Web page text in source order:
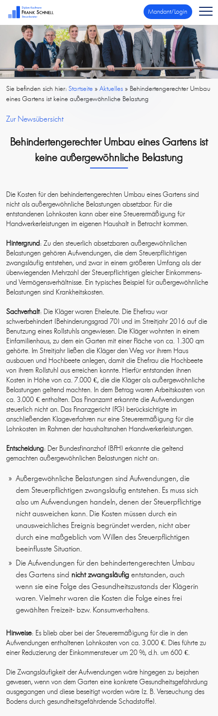
Mandant/Login
Sie befinden sich hier:Startseite »Aktuelles »Behindertengerechter Umbau
eines Gartens ist keine außergewöhnliche Belastung
Zur Newsübersicht
Behindertengerechter Umbau eines Gartens ist
keine außergewöhnliche Belastung
Die Kosten für den behindertengerechten Umbau eines Gartens sind
nicht als außergewöhnliche Belastungen absetzbar. Für die
entstandenen Lohnkosten kann aber eine Steuerermäßigung für
Handwerkerleistungen im eigenen Haushalt in Betracht kommen.
Hintergrund: Zu den steuerlich absetzbaren außergewöhnlichen
Belastungen gehören Aufwendungen, die dem Steuerpflichtigen
zwangsläufig entstehen, und zwar in einem größeren Umfang als der
überwiegenden Mehrzahl der Steuerpflichtigen gleicher Einkommens-
und Vermögensverhältnisse. Ein typisches Beispiel für außergewöhnliche
Belastungen sind Krankheitskosten.
Sachverhalt: Die Kläger waren Eheleute. Die Ehefrau war
schwerbehindert (Behinderungsgrad 70) und im Streitjahr 2016 auf die
Benutzung eines Rollstuhls angewiesen. Die Kläger wohnten in einem
Einfamilienhaus, zu dem ein Garten mit einer Fläche von ca. 1.300 qm
gehörte. Im Streitjahr ließen die Kläger den Weg vor ihrem Haus
ausbauen und Hochbeete anlegen, damit die Ehefrau die Hochbeete
von ihrem Rollstuhl aus erreichen konnte. Hierfür entstanden ihnen
Kosten in Höhe von ca. 7.000 €, die die Kläger als außergewöhnliche
Belastungen geltend machten. In dem Betrag waren Arbeitskosten von
ca. 3.000 € enthalten. Das Finanzamt erkannte die Aufwendungen
steuerlich nicht an. Das Finanzgericht (FG) berücksichtigte im
anschließenden Klageverfahren nur eine Steuerermäßigung für die
Lohnkosten im Rahmen der haushaltsnahen Handwerkerleistungen.
Entscheidung: Der Bundesfinanzhof (BFH) erkannte die geltend
gemachten außergewöhnlichen Belastungen nicht an:
Außergewöhnliche Belastungen sind Aufwendungen, die
dem Steuerpflichtigen zwangsläufig entstehen. Es muss sich
also um Aufwendungen handeln, denen der Steuerpflichtige
nicht ausweichen kann. Die Kosten müssen durch ein
unausweichliches Ereignis begründet werden, nicht aber
durch eine maßgeblich vom Willen des Steuerpflichtigen
beeinflusste Situation.
Die Aufwendungen für den behindertengerechten Umbau
des Gartens sindnicht zwangsläufig entstanden, auch
wenn sie eine Folge des Gesundheitszustands der Klägerin
waren. Vielmehr waren die Kosten die Folge eines frei
gewählten Freizeit- bzw. Konsumverhaltens.
Hinweise: Es blieb aber bei der Steuerermäßigung für die in den
Aufwendungen enthaltenen Lohnkosten von ca. 3.000 €. Dies führte zu
einer Reduzierung der Einkommensteuer um 20 %, d.h. um 600 €.
Die Zwangsläufigkeit der Aufwendungen wäre hingegen zu bejahen
gewesen, wenn von dem Garten eine konkrete Gesundheitsgefährdung
ausgegangen und diese beseitigt worden wäre (z. B. Verseuchung des
Bodens durch gesundheitsgefährdende Schadstoffe).